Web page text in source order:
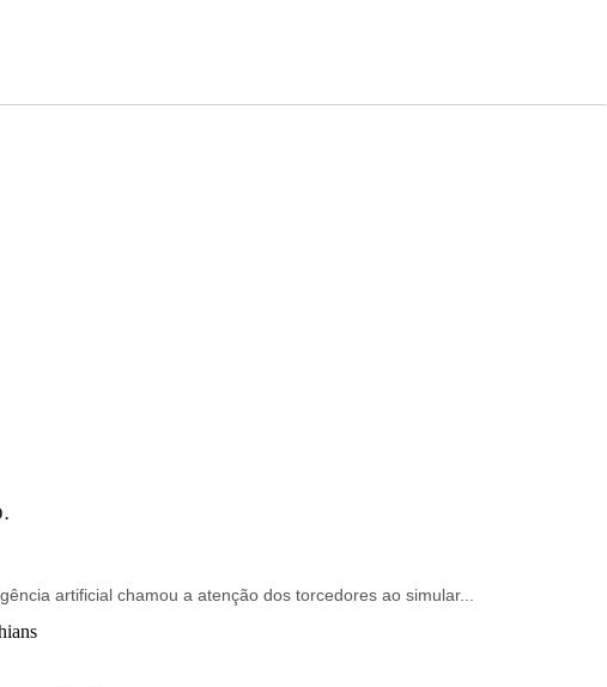
artificial chamou a atenção dos torcedores ao simular...